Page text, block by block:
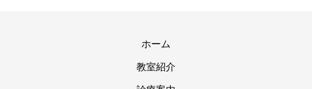
ホーム
教室紹介